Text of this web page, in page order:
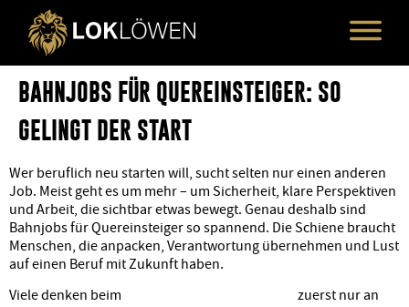
BAHNJOBS FÜR QUEREINSTEIGER: SO
GELINGT DER START
Wer beruflich neu starten will, sucht selten nur einen anderen
Job. Meist geht es um mehr – um Sicherheit, klare Perspektiven
und Arbeit, die sichtbar etwas bewegt. Genau deshalb sind
Bahnjobs für Quereinsteiger so spannend. Die Schiene braucht
Menschen, die anpacken, Verantwortung übernehmen und Lust
auf einen Beruf mit Zukunft haben.
Viele denken beim
zuerst nur an